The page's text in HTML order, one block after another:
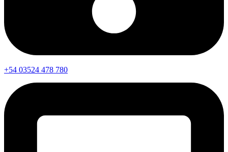
+54 03524 478 780​